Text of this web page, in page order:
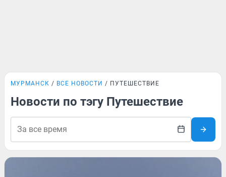
МУРМАНСК ВСЕ НОВОСТИ ПУТЕШЕСТВИЕ
Новости по тэгу Путешествие